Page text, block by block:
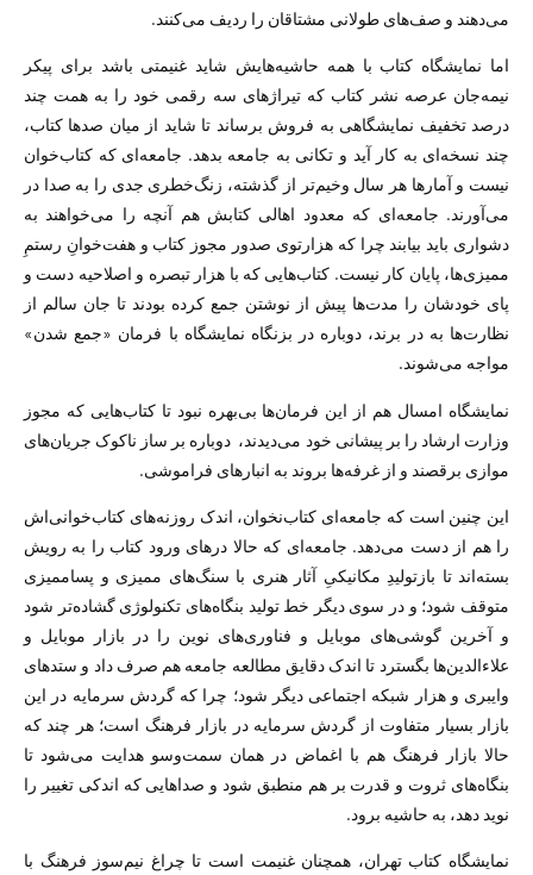
می‌دهند و صف‌های طولانی مشتاقان را ردیف می‌کنند.
اما نمایشگاه کتاب با همه حاشیه‌هایش شاید غنیمتی باشد برای پیکر
نیمه‌جان عرصه نشر کتاب که تیراژهای سه رقمی خود را به همت چند
درصد تخفیف نمایشگاهی به فروش برساند تا شاید از میان صد‌ها کتاب،
چند نسخه‌ای به کار آید و تکانی به جامعه بدهد. جامعه‌ای که کتاب‌خوان
نیست و آمار‌ها هر سال وخیم‌تر از گذشته، زنگ‌خطری جدی را به صدا در
می‌آورند. جامعه‌ای که معدود اهالی کتابش هم آنچه را می‌خواهند به
دشواری باید بیابند چرا که هزارتوی صدور مجوز کتاب و هفت‌خوانِ رستمِ
ممیزی‌ها، پایان کار نیست. کتاب‌هایی که با هزار تبصره و اصلاحیه دست و
پای خودشان را مدت‌ها پیش از نوشتن جمع کرده بودند تا جان سالم از
نظارت‌ها به در برند، دوباره در بزنگاه نمایشگاه با فرمان «جمع شدن»
مواجه می‌شوند.
نمایشگاه امسال هم از این فرمان‌ها بی‌بهره نبود تا کتاب‌هایی که مجوز
وزارت ارشاد را بر پیشانی خود می‌دیدند، ‌ دوباره بر ساز ناکوک جریان‌های
موازی برقصند و از غرفه‌ها بروند به انبارهای فراموشی.
این چنین است که جامعه‌ای کتاب‌نخوان، اندک روزنه‌های کتاب‌خوانی‌اش
را هم از دست می‌دهد. جامعه‌ای که حالا درهای ورود کتاب را به رویش
بسته‌اند تا بازتولیدِ مکانیکیِ آثار هنری با سنگ‌های ممیزی و پساممیزی
متوقف شود؛ و در سوی دیگر خط تولید بنگاه‌های تکنولوژی گشاده‌تر شود
و آخرین گوشی‌های موبایل و فناوری‌های نوین را در بازار موبایل و
علاءالدین‌ها بگسترد تا اندک دقایق مطالعه جامعه هم صرف داد و ستدهای
وایبری و هزار شبکه اجتماعی دیگر شود؛ چرا که گردش سرمایه در این
بازار بسیار متفاوت از گردش سرمایه در بازار فرهنگ است؛ هر چند که
حالا بازار فرهنگ هم با اغماض در‌‌ همان سمت‌وسو هدایت می‌شود تا
بنگاه‌های ثروت و قدرت بر هم منطبق شود و صداهایی که اندکی تغییر را
نوید دهد، به حاشیه برود.
نمایشگاه کتاب تهران، همچنان غنیمت است تا چراغ نیم‌سوز فرهنگ با